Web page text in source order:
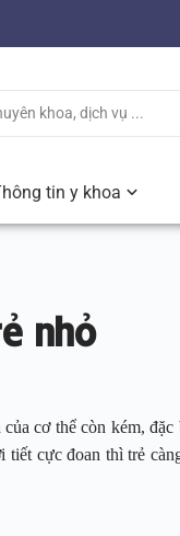
tin y khoa
nhỏ
cơ thể còn kém, đặc
cực đoan thì trẻ